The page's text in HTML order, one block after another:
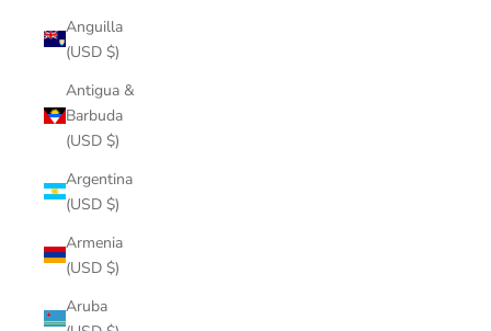
Anguilla
(USD $)
Antigua &
Barbuda
(USD $)
Argentina
(USD $)
Armenia
(USD $)
Aruba